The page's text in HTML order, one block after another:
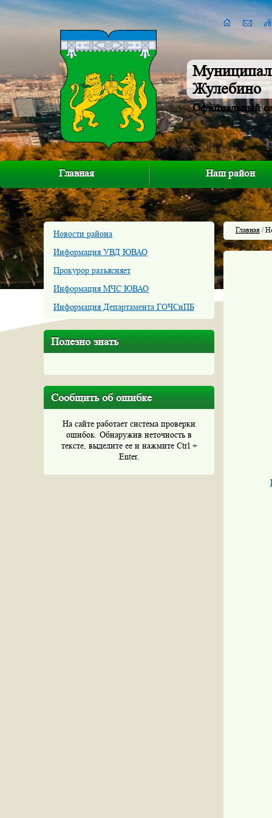
Жулебино
Официальный
Главная Наш район
Новости района
Информация УВД ЮВАО
Прокурор разъясняет
Информация МЧС ЮВАО
Информация Департамента ГОЧСиПБ
Полезно знать
Сообщить об ошибке
На сайте работает система проверки
ошибок. Обнаружив неточность в
тексте, выделите ее и нажмите Ctrl +
Enter.
Главная /